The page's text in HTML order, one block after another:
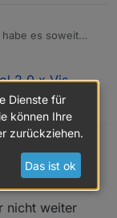
es soweit
zwei
kann man
Kachel.
es ganz nett
habe ich
wenn ich einen
an der
2.0.x Vis
Scrollbalken
nicht weiter
Dienste für
können Ihre
zurückziehen.
Das ist ok